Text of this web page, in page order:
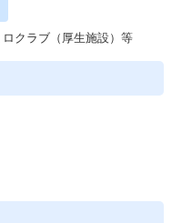
クラブ（厚生施設）等